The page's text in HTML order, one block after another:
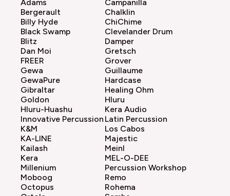
Adams
Bergerault
Billy Hyde
Black Swamp
Blitz
Campanilla
Chalklin
ChiChime
Clevelander Drum
Damper
Dan Moi
FREER
Gewa
GewaPure
Gibraltar
Goldon
Gretsch
Grover
Guillaume
Hardcase
Healing Ohm
Hluru
Hluru-Huashu
Innovative Percussion
K&M
KA-LINE
Kailash
Kera
Kera Audio
Latin Percussion
Los Cabos
Majestic
Meinl
MEL-O-DEE
Millenium
Moboog
Octopus
Percussion Workshop
Remo
Rohema